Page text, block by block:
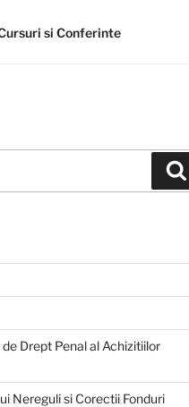
si Conferinte
Drept Penal al Achizitiilor
Nereguli si Corectii Fonduri